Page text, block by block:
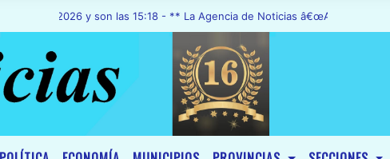
2026 y son las 15:18 - ** La Agencia de Noticias â€œA1 Noticiasâ€, fue